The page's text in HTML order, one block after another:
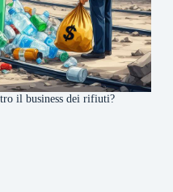
il business dei rifiuti?